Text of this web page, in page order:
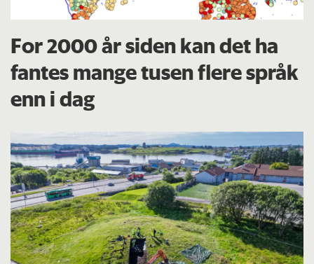
For 2000 år siden kan det ha
fantes mange tusen flere språk
enn i dag